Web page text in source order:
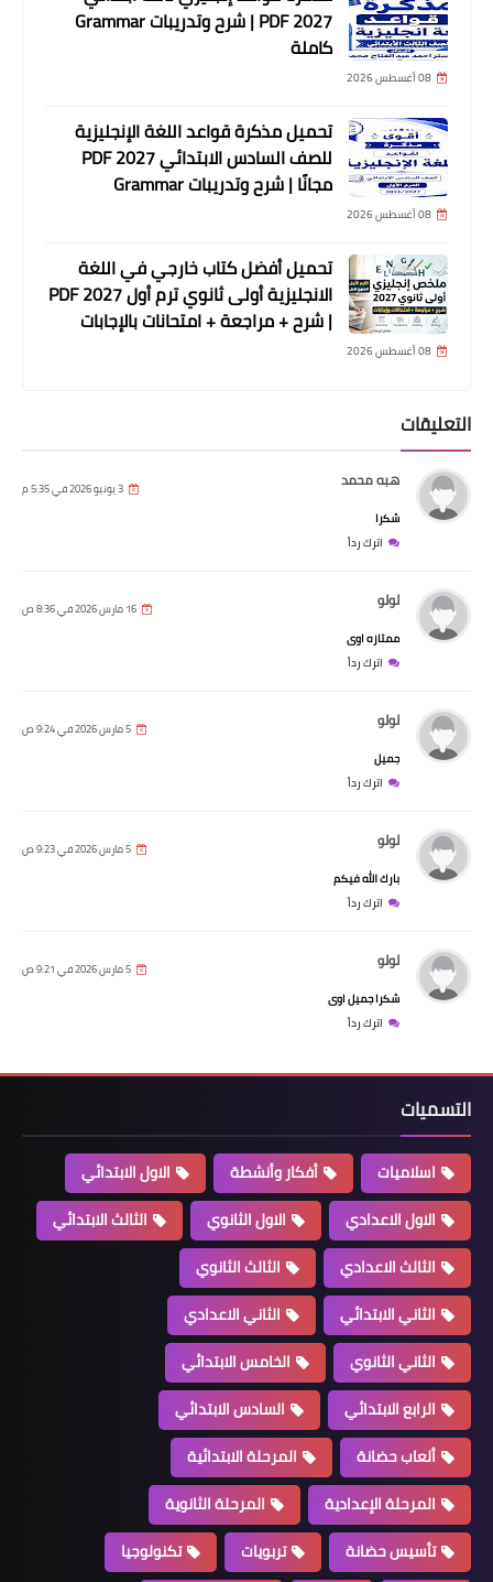
2027 PDF | شرح وتدريبات Grammar
كاملة
08 أغسطس 2026
تحميل مذكرة قواعد اللغة الإنجليزية
للصف السادس الابتدائي 2027 PDF
مجانًا | شرح وتدريبات Grammar
08 أغسطس 2026
تحميل أفضل كتاب خارجي في اللغة
الانجليزية أولى ثانوي ترم أول 2027 PDF
| شرح + مراجعة + امتحانات بالإجابات
08 أغسطس 2026
التعليقات
هبه محمد 3 يونيو 2026 في 5:35 م
شكرا
اترك رداً
لولو 16 مارس 2026 في 8:36 ص
ممتازه اوى
اترك رداً
لولو 5 مارس 2026 في 9:24 ص
جميل
اترك رداً
لولو 5 مارس 2026 في 9:23 ص
بارك الله فيكم
اترك رداً
لولو 5 مارس 2026 في 9:21 ص
شكرا جميل اوى
اترك رداً
التسميات
اسلاميات أفكار وأنشطة
الاول الابتدائي
الاول الاعدادي
الاول الثانوي
الثالث الابتدائي
الثالث الاعدادي
الثالث الثانوي
الثاني الابتدائي
الثاني الاعدادي
الثاني الثانوي
الخامس الابتدائي
الرابع الابتدائي
السادس الابتدائي
ألعاب حضانة
المرحلة الابتدائية
المرحلة الإعدادية
المرحلة الثانوية
تأسيس حضانة
تربويات
تكنولوجيا